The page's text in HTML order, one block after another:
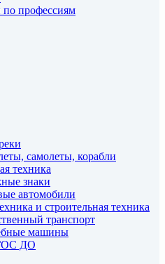
профессиям
самолеты, корабли
техника
знаки
автомобили
и строительная техника
транспорт
машины
ДО